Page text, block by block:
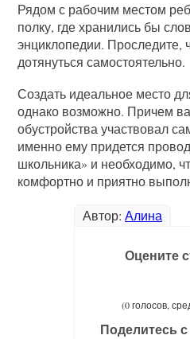
Рядом с рабочим местом
полку, где хранились бы
энциклопедии. Проследите,
дотянуться самостоятельно.
Создать идеальное место
однако возможно. Причем
обустройства участвовал
именно ему придется
школьника» и необходимо,
комфортно и приятно
Автор: Алина
Оцените
(0 голосов,
Поделитесь